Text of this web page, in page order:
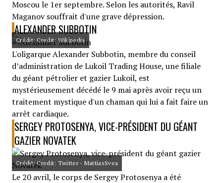
Moscou le 1er septembre. Selon les autorités, Ravil
Maganov souffrait d'une grave dépression.
ALEXANDER SUBBOTIN
Crédit: Credit: Wikipedia
L'oligarque Alexander Subbotin, membre du conseil
d’administration de Lukoil Trading House, une filiale
du géant pétrolier et gazier Lukoil, est
mystérieusement décédé le 9 mai après avoir reçu un
traitement mystique d'un chaman qui lui a fait faire un
arrêt cardiaque.
SERGEY PROTOSENYA, VICE-PRÉSIDENT DU GÉANT
GAZIER NOVATEK
Crédit: Credit: Twitter - MattiasSvea
Le 20 avril, le corps de Sergey Protosenya a été